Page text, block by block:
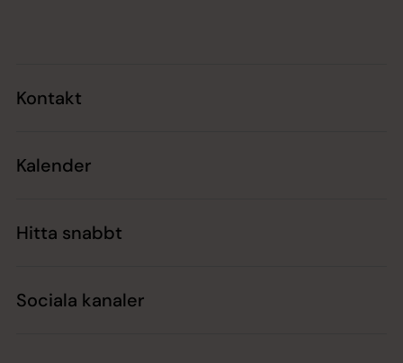
Kontakt
Kalender
Hitta snabbt
Sociala kanaler